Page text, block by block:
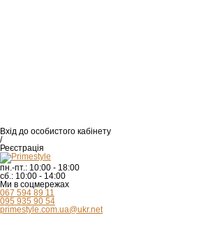
Вхід до особистого кабінету
/
Реєстрація
пн.-пт.: 10:00 - 18:00
сб.: 10:00 - 14:00
Ми в соцмережах
067 594 89 11
095 935 90 54
primestyle.com.ua@ukr.net